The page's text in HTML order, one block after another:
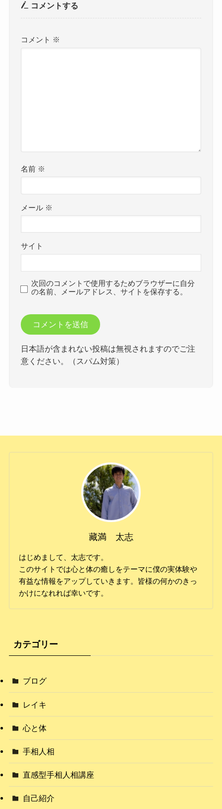
コメントする
コメント ※
名前 ※
メール ※
サイト
次回のコメントで使用するためブラウザーに自分
の名前、メールアドレス、サイトを保存する。
日本語が含まれない投稿は無視されますのでご注
意ください。（スパム対策）
藏満 太志
はじめまして、太志です。
このサイトでは心と体の癒しをテーマに僕の実体験や
有益な情報をアップしていきます。皆様の何かのきっ
かけになれれば幸いです。
カテゴリー
ブログ
レイキ
心と体
手相人相
直感型手相人相講座
自己紹介